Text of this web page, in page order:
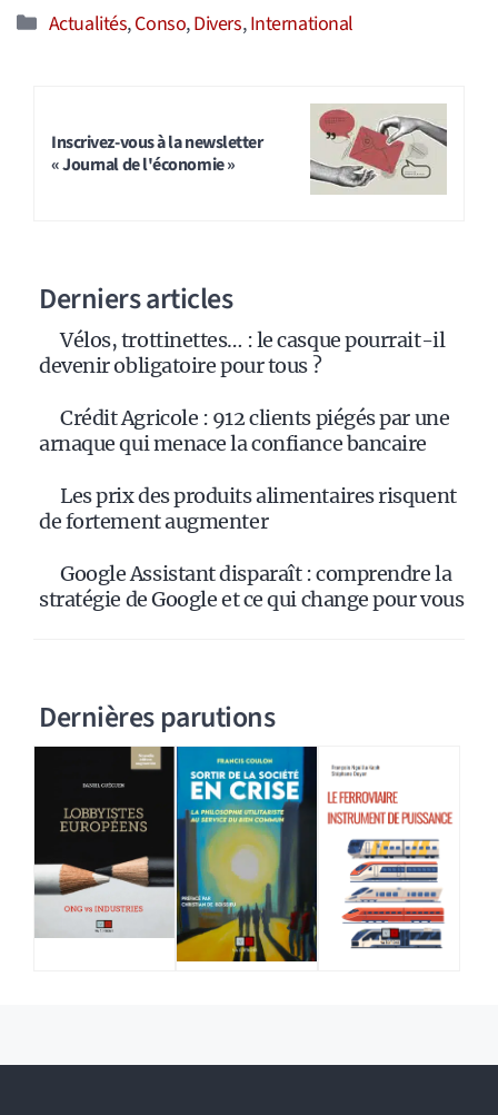
Catégories
Actualités,Conso,Divers,International
Inscrivez-vous à la newsletter
« Journal de l'économie »
Derniers articles
Vélos, trottinettes… : le casque pourrait-il
devenir obligatoire pour tous ?
Crédit Agricole : 912 clients piégés par une
arnaque qui menace la confiance bancaire
Les prix des produits alimentaires risquent
de fortement augmenter
Google Assistant disparaît : comprendre la
stratégie de Google et ce qui change pour vous
Dernières parutions